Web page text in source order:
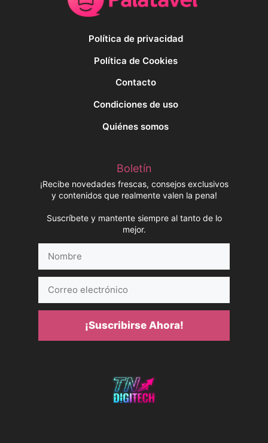
Política de privacidad
Política de Cookies
Contacto
Condiciones de uso
Quiénes somos
Boletín
¡Recibe novedades frescas, consejos exclusivos
y contenidos que realmente valen la pena!
Suscríbete y mantente siempre al tanto de lo
mejor.
electrónico
¡Suscribirse Ahora!